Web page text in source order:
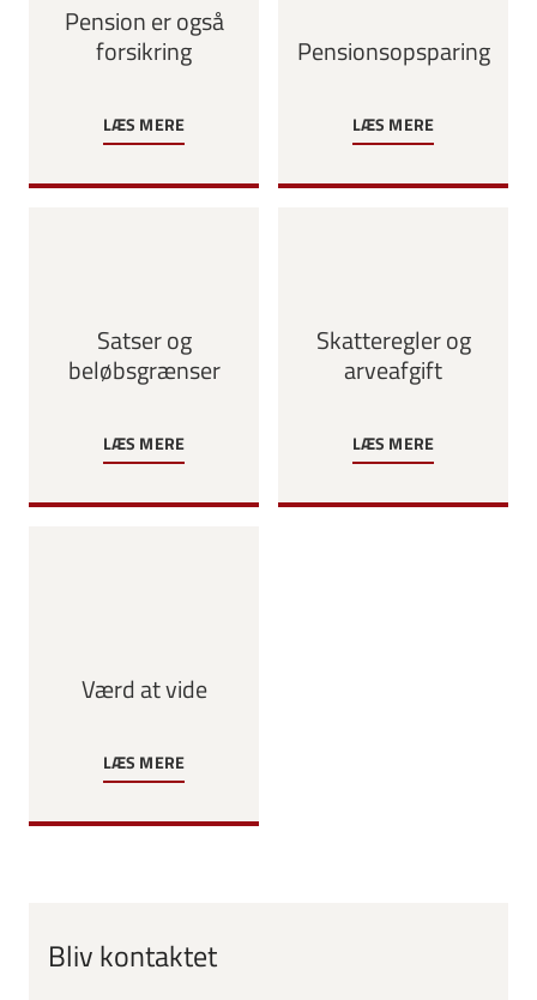
Pension er også
forsikring
LÆS MERE
Pensionsopsparing
LÆS MERE
Satser og
beløbsgrænser
LÆS MERE
Skatteregler og
arveafgift
LÆS MERE
Værd at vide
LÆS MERE
Bliv kontaktet